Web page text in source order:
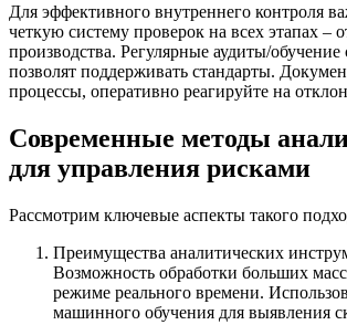
Для эффективного внутреннего контроля
четкую систему проверок на всех этапах –
производства. Регулярные аудиты/обучение
позволят поддерживать стандарты.
процессы, оперативно реагируйте на
Современные методы
для управления рисками
Рассмотрим ключевые аспекты такого
Преимущества аналитических
Возможность обработки больших
режиме реального времени.
машинного обучения для выявления